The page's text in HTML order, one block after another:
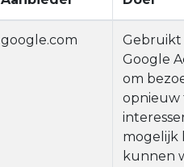
google.com
Gebruikt
Google
om
opnieuw
mogelijk
kunnen